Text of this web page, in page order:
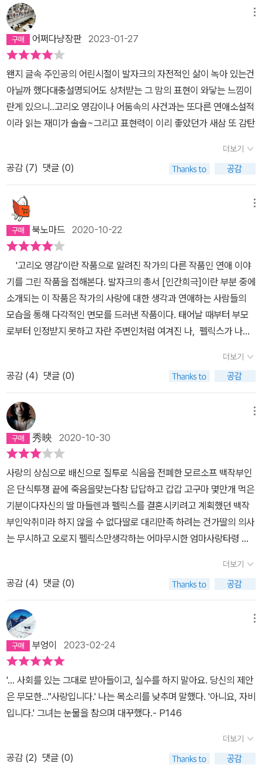
에 눈뜬 청년의 충동이었을까? 어쨌든 그 행위로 인해 그는 사랑에
빠진다.“소녀처럼 솜털이 난 목 위로 매끈하게 내려오는 윤기 나는 머
릿결, 상상력이 뛰어다니는 산뜻한 오솔길처럼 빗이 그 위에 새긴 흰
선들, 이 모든 것이 내 정신을 어지럽게 만들었다. 아무도 나를 보지
않는다는 것을 확인하고 나는 어머니의 품속으로 뛰어드는 아이처럼
이 등 위로 달려들어 머리를 부비며 어깨 전체에 입맞춤을 퍼부었다.
(30p)” 모르소프 백작은 18세기 대혁명 이후 10년의 망명생활과 1
0년의 농촌생활로 인해 늙었고 정신적인 병을 얻는다. 모르소프 백작
두 사람의 결합은 출발부터 한쪽의 헌신과 인내가 일방적으로 요구될
수밖에 없는 것이었다. 그녀의 삶은 백작의 광증과 두 아이들의 병약
함으로 인해 걱정과 불안을 안고 있었다. 그런 그녀에게 펠릭스의 등
장은 숨통을 트이게 하는 사건일 수도 있고, 자녀나 남편에게 죄의식
을 느낌으로 정신적으로나 육체적으로 자학하게 되는 이유가 될 수도
있었다. ‘골짜기의 백합’은 이 앙리에트를 가리키는 펠릭스만의 은유
이다. 유년시절의 상처와 모성에 대한 결핍을 지닌 펠릭스는 모르소
프 백작 부인(앙리에트)에게 자연스럽게 끌린다. 앙리에트 역시 자신
의 고단함에 공감하는 그에게 동질감을 느낀다. 그들에게서 결핍을
투사하고, 상대방의 상처에 전이되는 사랑의 유형을 본다. 한편, 사랑
은 많은 경우 이런 전이와 투사로 시작되는 것을 아닐까 하고 생각했
다. 앙리에트는 펠릭스의 고백을 거절하고 친구 또는 어머니로 대할
트를 향한 절대적인 사랑-“중세의 기사도를 연상시키는 사랑(252
p)”-을 마음에 담고 돌아간 파리 사교계에서 펠릭스는 영국 귀부인
레이디 더들리와 관능적이고 육체적인 사랑에 빠진다. 이를 알게 된
앙리에트는 찾아와 변명하고 사랑을 고백하는 펠릭스에게 다정하지
만 가혹한 태도로 대한다. 상심으로 인해 죽게 된 앙리에트, 죽음이
임박한 그녀를 바라보는 펠릭스의 시선이 안타깝다.“그녀는 더 이상
내 사랑스런 앙리에트도, 고귀하고 거룩한 모르소프 부인도 아니었
다. 그것은 보쉬에가 말했던 이름 없는 무엇인가였다. 그것은 허무와
싸우고 있었으며 갈망과 충족되지 못한 욕망 때문에 삶으로 하여금
죽음을 상대로 이기적인 맞대결을 하도록 시키고 있었다. (344
p)”남편과 자식을 위해 헌신하고 희생하고 인내한 자신의 삶을 후회
하고 거짓이 아닌 실제의 삶을 살고 싶다고 고백하는 그녀, “미친 듯
한 교태”를 부리는 그녀를 바라보고 아연실색하는 펠릭스! 죽음을 목
전에 두고 자신의 진심을 보이는 그녀 앞에서 당황하는 그는 누구를
성을 향한 숭배적 사랑은 부장적 사회에서 여성을 타자로서 신화화하
고 있는 것이다. 앙리에트(모르소프 백작 부인)을 향한 펠릭스의 숭
배는 그 언어가 자칫 통속으로 읽힐 위험성을 지니고 있다. 예를 들자
면,“달빛의 조명을 밝은 두 줄기 굵은 눈물이 그녀의 눈에서 나와, 볼
을 타고 얼굴 끝까지 흘러내렸다. 나는 그 순간에 손을 뻗어 그것을 받
아 마셨다. 남몰래 흘린 눈물, 지쳐 버린 감성, 한결같은 정성, 끊임없
는 불안으로 보낸 10년의 세월과 여성의 가장 고귀한 용기가 묻어 있
사랑의 첫 영성체입니다. 그래요, 저는 지금 부인의 고통을 함께 나누
고, 성혈을 마심으로써 그리스도와 교감하듯이 부인의 영혼과 결합했
는 어린 시절부터 부모에게 제대로 사랑받지 못하고 자란 애정결핍의
상태인데(이 부분은 마치 발자크 자신의 어린 시절을 묘사하는 듯 싶
다) 우연히 참석한 어느 파티에서 모르소프 부인에게 한눈에 반하고
만다. 그리하여 그는 결국 그녀의 소재를 추적하게 되고, 한 골짜기 안
에서 그녀를 발견하고 접근하게 된다.모르소프 부인 또한 어린 시절
이 불행했고, 현재의 자신의 처지도 불행하기에 점차 펠릭스에게 의
지하게 되지만, 그녀는 결코 도덕의 선을 넘지 않고 지혜롭게 처신하
며, 펠릭스를 훌륭하게 성장시키기 위해 그에게 헌신한다. 하지만 펠
릭스에게는 본능적인 욕망이 존재하기에 파리에서 레이디 더들리와
관능적인 사랑에 빠지고, 이 소식을 듣게 된 모르소프 부인은 급속도
다. 가정을 유지하기 위해 폭군같은 남편을 지혜롭게 인도하고 어리
석은 남편의 자존심을 세워주며 실질적으로 장원을 경영한다. 남편이
매독 환자이었기에 자녀들이 병약했지만 그녀는 남편을 원망하지 않
고 헌신적으로 자녀들을 돌본다. 마음속으로는 펠릭스를 사랑하면서
도 결코 윤리적 선을 넘지 않고 펠릭스를 모성으로 감싸며 그를 제대
로 된 성인으로 성장시키면서 그에게 출세를 위한 인맥까지도 연결시
켜준다. 정말 가장 위대한 플라토닉 러브.하지만 그러한 모르소프 부
인 주위에서는 프랑스 혁명과 나폴레옹 정권, 그리고 왕정복고를 거
치는 혼란스러운 사회상이 펼쳐지고, 귀족들의 어리석은 모습이 다종
면서 그에게 당대 현실과 인간사에 대한 날카로운 통찰이 담긴 당부
의 편지를 건네준다.즉 모르소프 부인은 성품과 지성, 그와 함께 미모
까지 함께 갖춘, 정말 존재할 것 같지 않은 완벽한 여성이고, 그래서
모르소프 부인 사후 나중에 펠릭스가 새로이 애정을 느낀 나탈리에게
모르소프 부인과의 사연을 털어놓았을 때, 나탈리는 호쾌하게 펠릭스
를 찬다.그야말로 발자크의 장점이 잘 드러난 소설이다. 인간에 대한
깊은 통찰과 더불어 프랑스 사회상에 대한 내밀한 초상화가 그야말로
최고도로 그려진, 최고의 소설.
어쩌다냥장판2023-01-27
왠지 글속 주인공의 어린시절이 발자크의 자전적인 삶이 녹아 있는건
아닐까 했다대충설명되어도 상처받는 그 맘의 표현이 와닿는 느낌이
란게 있으니..고리오 영감이나 어둠속의 사건과는 또다른 연애소설적
이라 읽는 재미가 솔솔~그리고 표현력이 이리 좋았던가 새삼 또 감탄
더보기
공감 (7) 댓글 (0)
북노마드 2020-10-22
'고리오 영감'이란 작품으로 알려진 작가의 다른 작품인 연애 이야
기를 그린 작품을 접해본다. 발자크의 총서 [인간희극]이란 부분 중에
소개되는 이 작품은 작가의 사랑에 대한 생각과 연애하는 사람들의
모습을 통해 다각적인 면모를 드러낸 작품이다. 태어날 때부터 부모
로부터 인정받지 못하고 자란 주변인처럼 여겨진 나, 펠릭스가 나탈
들려주는 작품이다. 때문에 그가 경험했던 어쩌면 다시는 돌아올 수
없는 찬란했던 '사랑'이란 감정을 어떻게 보냈는지에 대한 회상이자
이야기 속의 이야기 형식을 갖춘 액자 형식으로 독자들을 이끈다. 사
랑받고 싶었지만 부모나 형제들 사이에서도 원만하지 못했던 유년의
성장기는 그를 외롭고 고독한 생활, 다른 이들이 겪었던 청춘의 사랑
이란 감정을 뒤로하고 학업에 몰두하게 만든다. 어느 날 앙굴렘 공작
의 도시 환영식인 축제에 가게 되고 그곳에서 만난 한 여인을 보게 되
는데, 그녀의 아름다운 모습에 자신도 모르는 사이 그녀의 어깨에 입
맞춤을 하게 되는 과감성을 보인다. 그 후 그녀를 잊지 못하고 휴양차
머물던 시골 어느 성에서 골짜기에서 퍼져 나오는 향기에 이끌려 가
게 된 그곳은 백합이 어우러진 곳이었고 그곳에서 자신이 그토록 한
번만 더 만나보길 기대했던 여인이 살고 있다는 사실을 알게 된다. 그
녀의 이름은 모르소프 백작부인, 이미 나이차가 많은 병을 갖고 있는
남편과 아픈 두 아이의 엄마, 자신보다 15살 연상인 여인이었다. 하지
플라토닉 한 사랑, 연애를 시작하게 되는데, 그녀는 그에게 앙리에트
란 이름으로 불러줄 것을 말한다. 이어 풋풋한 청년의 가슴 뛰는 사랑
과 열정 앞에 그녀는 오로지 두터운 신앙과 사회적인 신분에 갇힌 아
내, 엄마, 정숙한 여인으로서의 육체적인 사랑이 아닌 오로지 둘 만의
의미를 담고 있는 백합 꽃송이를 통해 서로의 마음을 간직하면서 서
로의 사랑을 이어나간다. 하지만 그녀가 그토록 그가 성공하길 바라
고 사교계에서의 안정적인 이름을 갖기 위한 도움을 주었지만 그에게
공세는 정신적인 사랑 앞에 정열적인 육체의 유혹을 뿌리치지 못하게
하는 마술을 부렸고 이는 부인에게 크나큰 충격으로 다가온다. 지금
더보기
공감 (4) 댓글 (0)
秀映 2020-10-30
사랑의 상심으로 배신으로 질투로 식음을 전폐한 모르소프 백작부인
은 단식투쟁 끝에 죽음을맞는다참 답답하고 갑갑 고구마 몇만개 먹은
기분이다자신의 딸 마들렌과 펠릭스를 결혼시키려고 계획했던 백작
부인악취미라 하지 않을 수 없다딸로 대리만족 하려는 건가딸의 의사
는 무시하고 오로지 펠릭스만생각하는 어마무시한 엄마사랑타령 싫
말 못하겠다어정쩡한 저런 상태 짜증난다나탈리 드 마네르빌의 편지
핵사이다!
더보기
공감 (4) 댓글 (0)
부엉이 2023-02-24
'… 사회를 있는 그대로 받아들이고, 실수를 하지 말아요. 당신의 제안
은 무모한…''사랑입니다.' 나는 목소리를 낮추며 말했다. '아니요, 자비
입니다.' 그녀는 눈물을 참으며 대꾸했다.- P146
더보기
공감 (2) 댓글 (0)